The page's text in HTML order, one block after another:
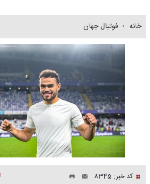
خانه فوتبال جهان
کد خبر: 8345